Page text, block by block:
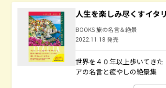
人生を楽しみ尽くすイタ
BOOKS 旅の名言＆絶景
2022.11.18 発売
世界を４０年以上歩いてき
アの名言と癒やしの絶景集